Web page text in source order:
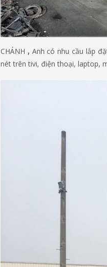
CHÁNH , Anh có nhu cầu lắp
nét trên tivi, điện thoại, laptop,